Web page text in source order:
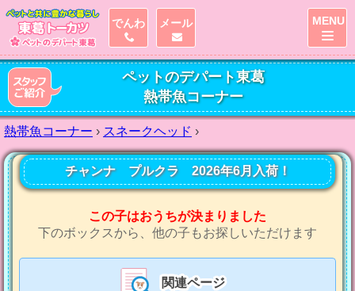
ペットのデパート東葛
熱帯魚コーナー
熱帯魚コーナー › スネークヘッド ›
チャンナ プルクラ 2026年6月入荷！
この子はおうちが決まりました
下のボックスから、他の子もお探しいただけます
関連ページ
でんわ メール MENU